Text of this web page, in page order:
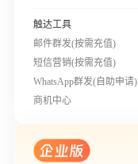
触达工具
邮件群发(按需充值)
短信营销(按需充值)
WhatsApp群发(自助申请)
商机中心